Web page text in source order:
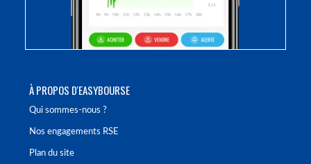
À PROPOS D'EASYBOURSE
Qui sommes-nous ?
Nos engagements RSE
Plan du site